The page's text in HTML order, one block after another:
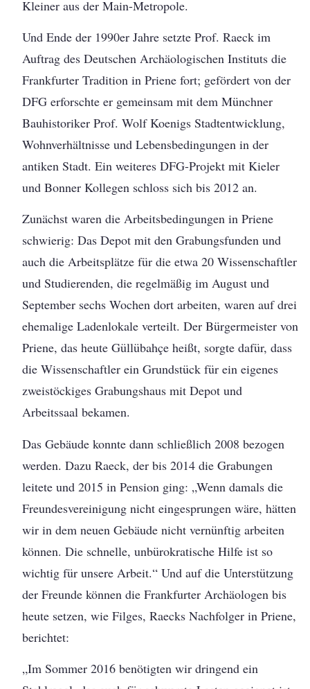
Kleiner aus der Main-Metropole.
Und Ende der 1990er Jahre setzte Prof. Raeck im
Auftrag des Deutschen Archäologischen Instituts die
Frankfurter Tradition in Priene fort; gefördert von der
DFG erforschte er gemeinsam mit dem Münchner
Bauhistoriker Prof. Wolf Koenigs Stadtentwicklung,
Wohnverhältnisse und Lebensbedingungen in der
antiken Stadt. Ein weiteres DFG-Projekt mit Kieler
und Bonner Kollegen schloss sich bis 2012 an.
Zunächst waren die Arbeitsbedingungen in Priene
schwierig: Das Depot mit den Grabungsfunden und
auch die Arbeitsplätze für die etwa 20 Wissenschaftler
und Studierenden, die regelmäßig im August und
September sechs Wochen dort arbeiten, waren auf drei
ehemalige Ladenlokale verteilt. Der Bürgermeister von
Priene, das heute Güllübahçe heißt, sorgte dafür, dass
die Wissenschaftler ein Grundstück für ein eigenes
zweistöckiges Grabungshaus mit Depot und
Arbeitssaal bekamen.
Das Gebäude konnte dann schließlich 2008 bezogen
werden. Dazu Raeck, der bis 2014 die Grabungen
leitete und 2015 in Pension ging: „Wenn damals die
Freundesvereinigung nicht eingesprungen wäre, hätten
wir in dem neuen Gebäude nicht vernünftig arbeiten
können. Die schnelle, unbürokratische Hilfe ist so
wichtig für unsere Arbeit.“ Und auf die Unterstützung
der Freunde können die Frankfurter Archäologen bis
heute setzen, wie Filges, Raecks Nachfolger in Priene,
berichtet:
„Im Sommer 2016 benötigten wir dringend ein